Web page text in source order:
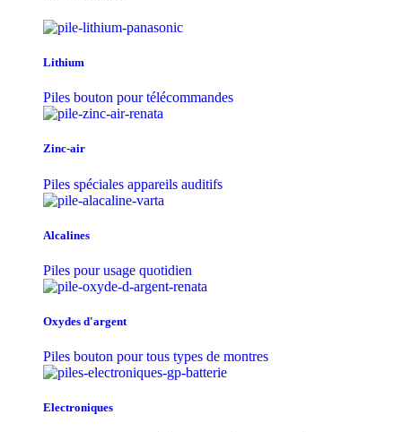
Lithium
Piles bouton pour télécommandes
Zinc-air
Piles spéciales appareils auditifs
Alcalines
Piles pour usage quotidien
Oxydes d'argent
Piles bouton pour tous types de montres
Electroniques